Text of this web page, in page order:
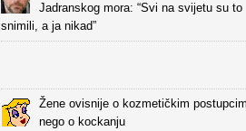
Jadranskog mora: “Svi na svijetu su to
snimili, a ja nikad”
Žene ovisnije o kozmetičkim
nego o kockanju